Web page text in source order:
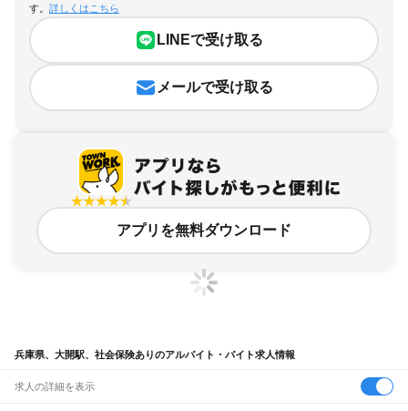
す。 詳しくはこちら
LINEで受け取る
メールで受け取る
アプリを無料ダウンロード
兵庫県、大開駅、社会保険ありのアルバイト・バイト求人情報
求人の詳細を表示